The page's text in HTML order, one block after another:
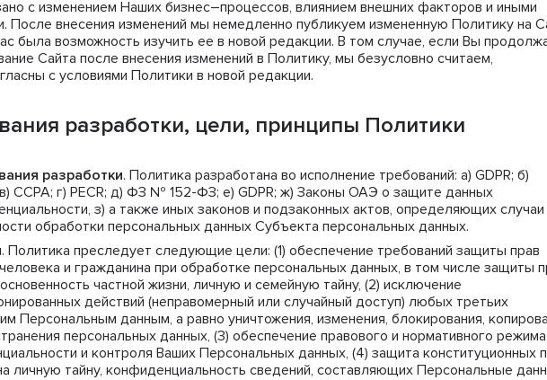
с изменением Наших бизнес–процессов, влиянием внешних факторов и иными
После внесения изменений мы немедленно публикуем измененную Политику на
была возможность изучить ее в новой редакции. В том случае, если Вы
Сайта после внесения изменений в Политику, мы безусловно считаем,
с условиями Политики в новой редакции.
разработки, цели, принципы Политики
разработки. Политика разработана во исполнение требований: a) GDPR; б)
CCPA; г) PECR; д) ФЗ № 152-ФЗ; е) GDPR; ж) Законы ОАЭ о защите данных
з) а также иных законов и подзаконных актов, определяющих случаи
обработки персональных данных Субъекта персональных данных.
. Политика преследует следующие цели: (1) обеспечение требований защиты прав
и гражданина при обработке персональных данных, в том числе защиты
частной жизни, личную и семейную тайну, (2) исключение
действий (неправомерный или случайный доступ) любых третьих
Персональным данным, а равно уничтожения, изменения, блокирования,
персональных данных, (3) обеспечение правового и нормативного режима
и контроля Ваших Персональных данных, (4) защита конституционных
личную тайну, конфиденциальность сведений, составляющих Персональные